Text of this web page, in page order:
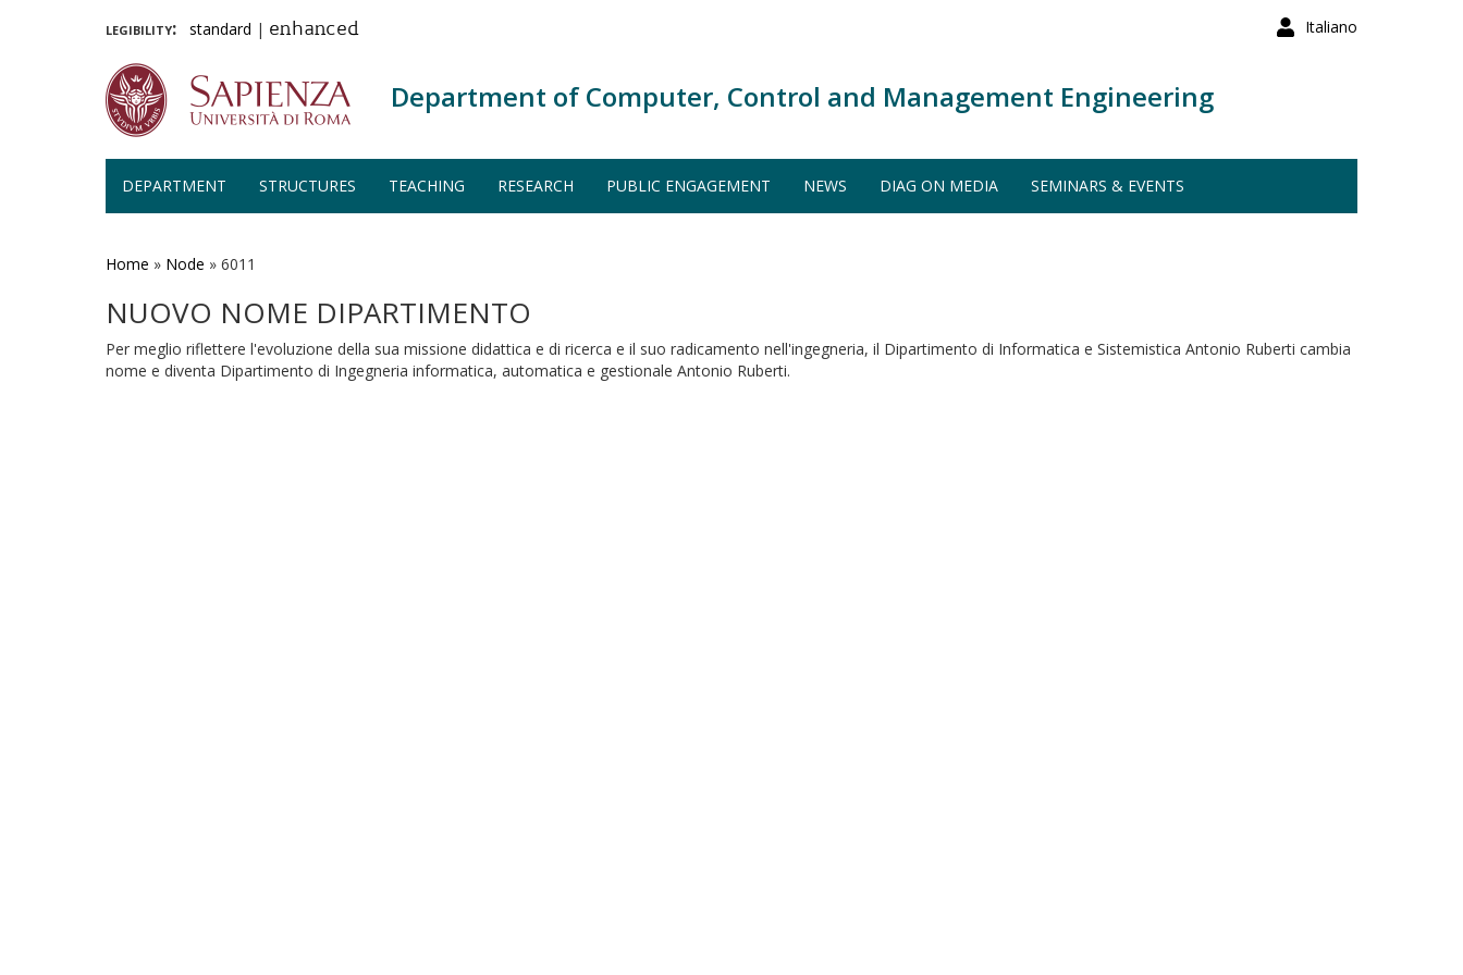
Italiano
legibility: standard | enhanced
Department of Computer, Control and Management Engineering
DEPARTMENT STRUCTURES TEACHING RESEARCH PUBLIC ENGAGEMENT NEWS DIAG ON MEDIA SEMINARS & EVENTS
Home » Node » 6011
NUOVO NOME DIPARTIMENTO
Per meglio riflettere l'evoluzione della sua missione didattica e di ricerca e il suo radicamento nell'ingegneria, il Dipartimento di Informatica e Sistemistica Antonio Ruberti cambia
nome e diventa Dipartimento di Ingegneria informatica, automatica e gestionale Antonio Ruberti.